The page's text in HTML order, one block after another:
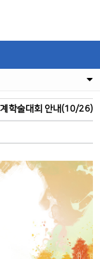
학술대회 안내(10/26)